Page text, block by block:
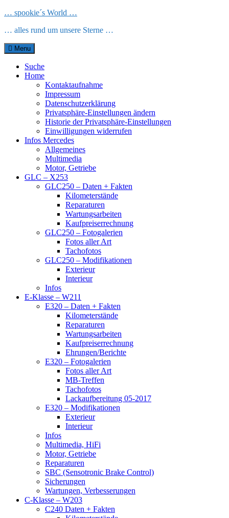
Skip
content
… spookie´s World …
… alles rund um unsere Sterne …
Menu
Suche
Home
Kontaktaufnahme
Impressum
Datenschutzerklärung
Privatsphäre-Einstellungen ändern
Historie der Privatsphäre-Einstellungen
Einwilligungen widerrufen
Infos Mercedes
Allgemeines
Multimedia
Motor, Getriebe
GLC – X253
GLC250 – Daten + Fakten
Kilometerstände
Reparaturen
Wartungsarbeiten
Kaufpreiserrechnung
GLC250 – Fotogalerien
Fotos aller Art
Tachofotos
GLC250 – Modifikationen
Exterieur
Interieur
Infos
E-Klasse – W211
E320 – Daten + Fakten
Kilometerstände
Reparaturen
Wartungsarbeiten
Kaufpreiserrechnung
Ehrungen/Berichte
E320 – Fotogalerien
Fotos aller Art
MB-Treffen
Tachofotos
Lackaufbereitung 05-2017
E320 – Modifikationen
Exterieur
Interieur
Infos
Multimedia, HiFi
Motor, Getriebe
Reparaturen
SBC (Sensotronic Brake Control)
Sicherungen
Wartungen, Verbesserungen
C-Klasse – W203
C240 Daten + Fakten